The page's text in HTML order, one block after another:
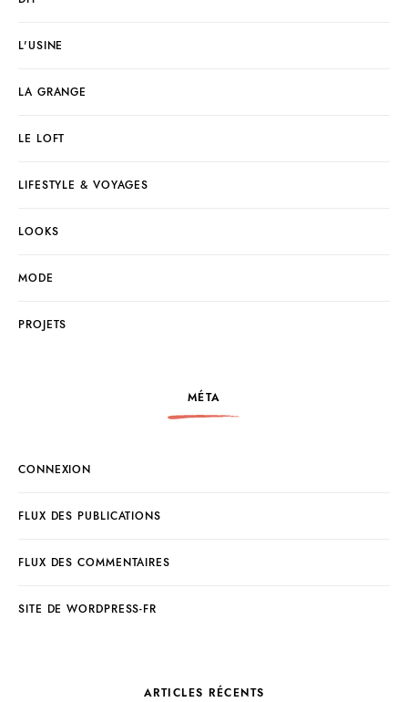
L'USINE
LA GRANGE
LE LOFT
LIFESTYLE & VOYAGES
LOOKS
MODE
PROJETS
MÉTA
CONNEXION
FLUX DES PUBLICATIONS
FLUX DES COMMENTAIRES
SITE DE WORDPRESS-FR
ARTICLES RÉCENTS